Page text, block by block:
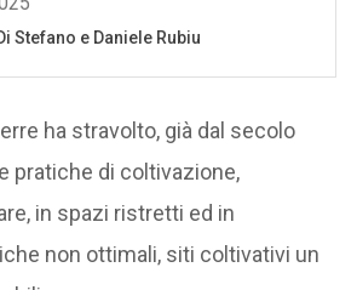
ha stravolto, già dal secolo
pratiche di coltivazione,
in spazi ristretti ed in
non ottimali, siti coltivativi un